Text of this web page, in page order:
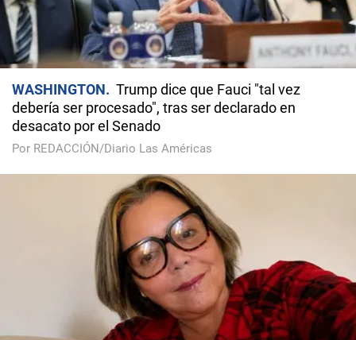
WASHINGTON
Trump dice que Fauci "tal vez
debería ser procesado", tras ser declarado en
desacato por el Senado
Por REDACCIÓN/Diario Las Américas